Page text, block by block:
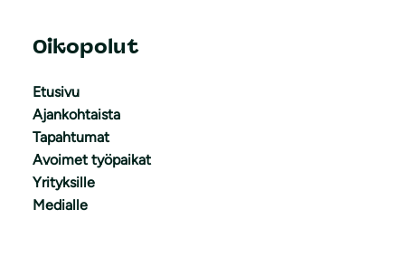
Oikopolut
Etusivu
Ajankohtaista
Tapahtumat
Avoimet työpaikat
Yrityksille
Medialle